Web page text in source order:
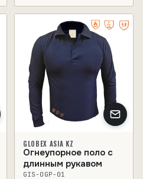
GLOBEX ASIA KZ
Огнеупорное поло с
длинным рукавом
GIS-OGP-01